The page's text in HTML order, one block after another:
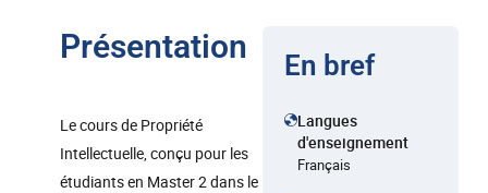
Présentation
Le cours de Propriété
Intellectuelle, conçu pour les
étudiants en Master 2 dans le
En bref
Langues
d'enseignement
Français